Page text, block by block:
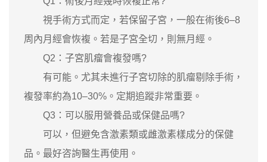
視手術方式而定，若保留子宮，一般在術後6–8
周內月經會恢複。若是子宮全切，則無月經。
Q2：子宮肌瘤會複發嗎?
有可能。尤其未進行子宮切除的肌瘤剔除手術，
複發率約為10–30%。定期追蹤非常重要。
Q3：可以服用營養品或保健品嗎?
可以，但避免含激素類或雌激素樣成分的保健
品。最好咨詢醫生再使用。